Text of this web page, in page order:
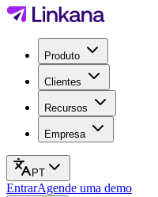
Produto
Clientes
Recursos
Empresa
PT
EntrarAgende uma demo